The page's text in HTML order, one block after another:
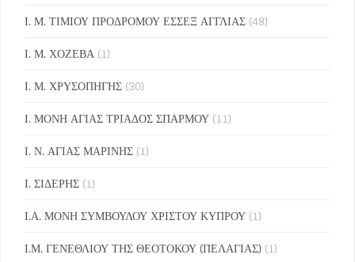
Ι. Μ. ΤΙΜΙΟΥ ΠΡΟΔΡΟΜΟΥ ΕΣΣΕΞ ΑΓΓΛΙΑΣ (48)
Ι. Μ. ΧΟΖΕΒΑ (1)
Ι. Μ. ΧΡΥΣΟΠΗΓΗΣ (30)
Ι. ΜΟΝΗ ΑΓΙΑΣ ΤΡΙΑΔΟΣ ΣΠΑΡΜΟΥ (11)
Ι. Ν. ΑΓΙΑΣ ΜΑΡΙΝΗΣ (1)
Ι. ΣΙΔΕΡΗΣ (1)
Ι.Α. ΜΟΝΗ ΣΥΜΒΟΥΛΟΥ ΧΡΙΣΤΟΥ ΚΥΠΡΟΥ (1)
Ι.Μ. ΓΕΝΕΘΛΙΟΥ ΤΗΣ ΘΕΟΤΟΚΟΥ (ΠΕΛΑΓΙΑΣ) (1)